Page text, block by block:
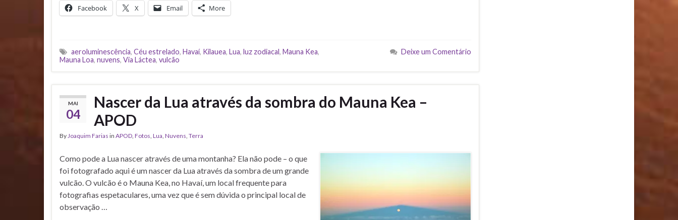
Facebook X Email More
aeroluminescência, Céu estrelado, Havaí, Kilauea, Lua, luz zodiacal, Mauna Kea,
Mauna Loa, nuvens, Via Láctea, vulcão
Deixe um Comentário
MAI
04
Nascer da Lua através da sombra do Mauna Kea –
APOD
By Joaquim Farias in APOD Fotos Lua Nuvens Terra
Como pode a Lua nascer através de uma montanha? Ela não pode – o que
foi fotografado aqui é um nascer da Lua através da sombra de um grande
vulcão. O vulcão é o Mauna Kea, no Havaí, um local frequente para
fotografias espetaculares, uma vez que é sem dúvida o principal local de
observação …